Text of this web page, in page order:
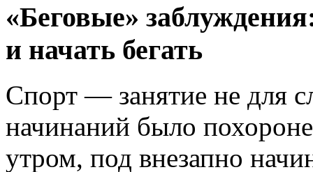
«Беговые»
и начать бегать
Спорт — занятие не для
начинаний было
утром, под внезапно